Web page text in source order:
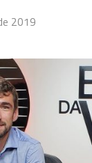
2019